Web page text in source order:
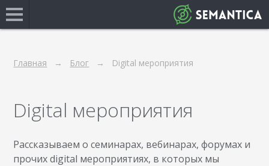
Главная Блог Digital мероприятия
Digital мероприятия
Рассказываем о семинарах, вебинарах, форумах и
прочих digital мероприятиях, в которых мы